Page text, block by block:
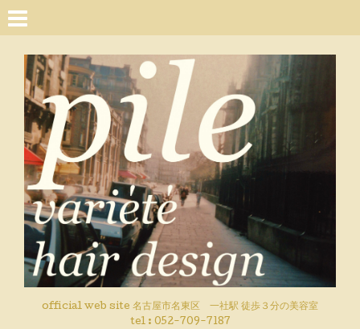
official web site 名古屋市名東区 一社駅 徒歩３分の美容室
tel : 052-709-7187